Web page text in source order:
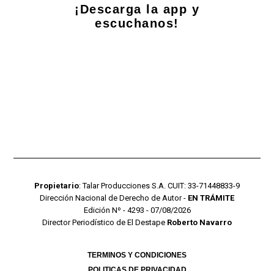
¡Descarga la app y
escuchanos!
Propietario: Talar Producciones S.A. CUIT: 33-71448833-9
Dirección Nacional de Derecho de Autor - EN TRÁMITE
Edición Nº - 4293 - 07/08/2026
Director Periodístico de El Destape Roberto Navarro
TERMINOS Y CONDICIONES